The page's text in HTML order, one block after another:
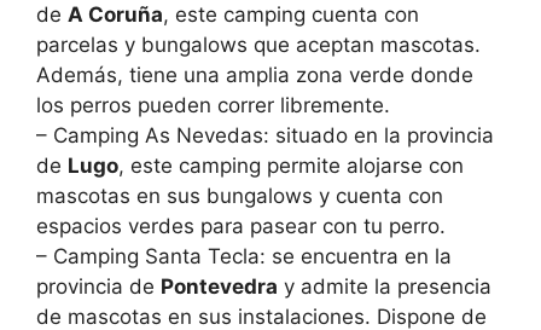
de A Coruña, este camping cuenta con
parcelas y bungalows que aceptan mascotas.
Además, tiene una amplia zona verde donde
los perros pueden correr libremente.
– Camping As Nevedas: situado en la provincia
de Lugo, este camping permite alojarse con
mascotas en sus bungalows y cuenta con
espacios verdes para pasear con tu perro.
– Camping Santa Tecla: se encuentra en la
provincia de Pontevedra y admite la presencia
de mascotas en sus instalaciones. Dispone de